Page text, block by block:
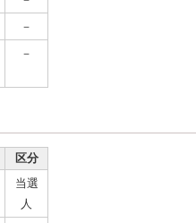
－
－
区分
当選
人